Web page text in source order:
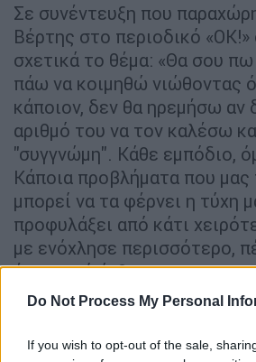
Do Not Process My Personal
If you wish to opt-out of the sale,
Σε συνέντευξη που
Βέρτης στο περιοδικό «ΟΚ!»
σχετικά το θέμα: «Θα σου
πάω να κοιμηθώ νιώθοντας
κάποιον, δεν θα ηρεμήσω αν
αριθμό του να τον καλέσω
"συγγνώμη". Κάθε εμπόδιο,
Κάποια προβλήματα που
μπορεί να τα φέρνει η τύχη
προφυλάξει από κάτι
με ενόχλησε περισσότερο,
έγινε από άνθρωπο που
από εμένα καθώς ανήκε στο
προφορικός λόγος ενός